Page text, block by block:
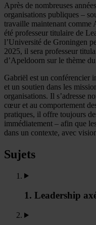
Après de nombreuses
organisations publiques –
travaille maintenant comme
été professeur titulaire de
l’Université de Groningen
2025, il sera professeur
d’Apeldoorn sur le thème
Gabriël est un conférencier
et un soutien dans les
organisations. Il s’adresse
cœur et au comportement
pratiques, il offre toujours
immédiatement – afin que
dans un contexte, avec
Sujets
1. Leadership